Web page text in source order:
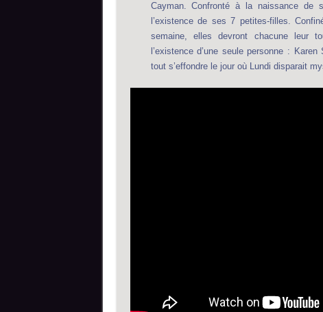
Cayman. Confronté à la naissance de
l’existence de ses 7 petites-filles.
semaine, elles devront chacune leur
l’existence d’une seule personne :
tout s’effondre le jour où Lundi disparait